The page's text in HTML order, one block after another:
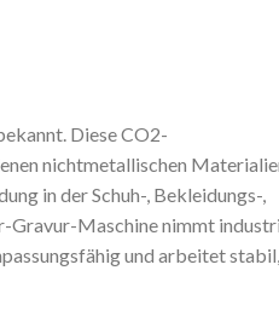
Diese CO2-
nichtmetallischen
in der Schuh-, Bekleidungs-,
Gravur-Maschine nimmt
und arbeitet